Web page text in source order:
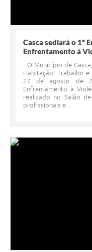
A NOSSA CIDADE
Galeria de Fotos
Contratos
Audiências Públicas
Casca sediará o 1º
Enfrentamento à
O Município de
Habitação, Trabalho
27 de agosto de
Enfrentamento à
realizado no Salão
profissionais e...